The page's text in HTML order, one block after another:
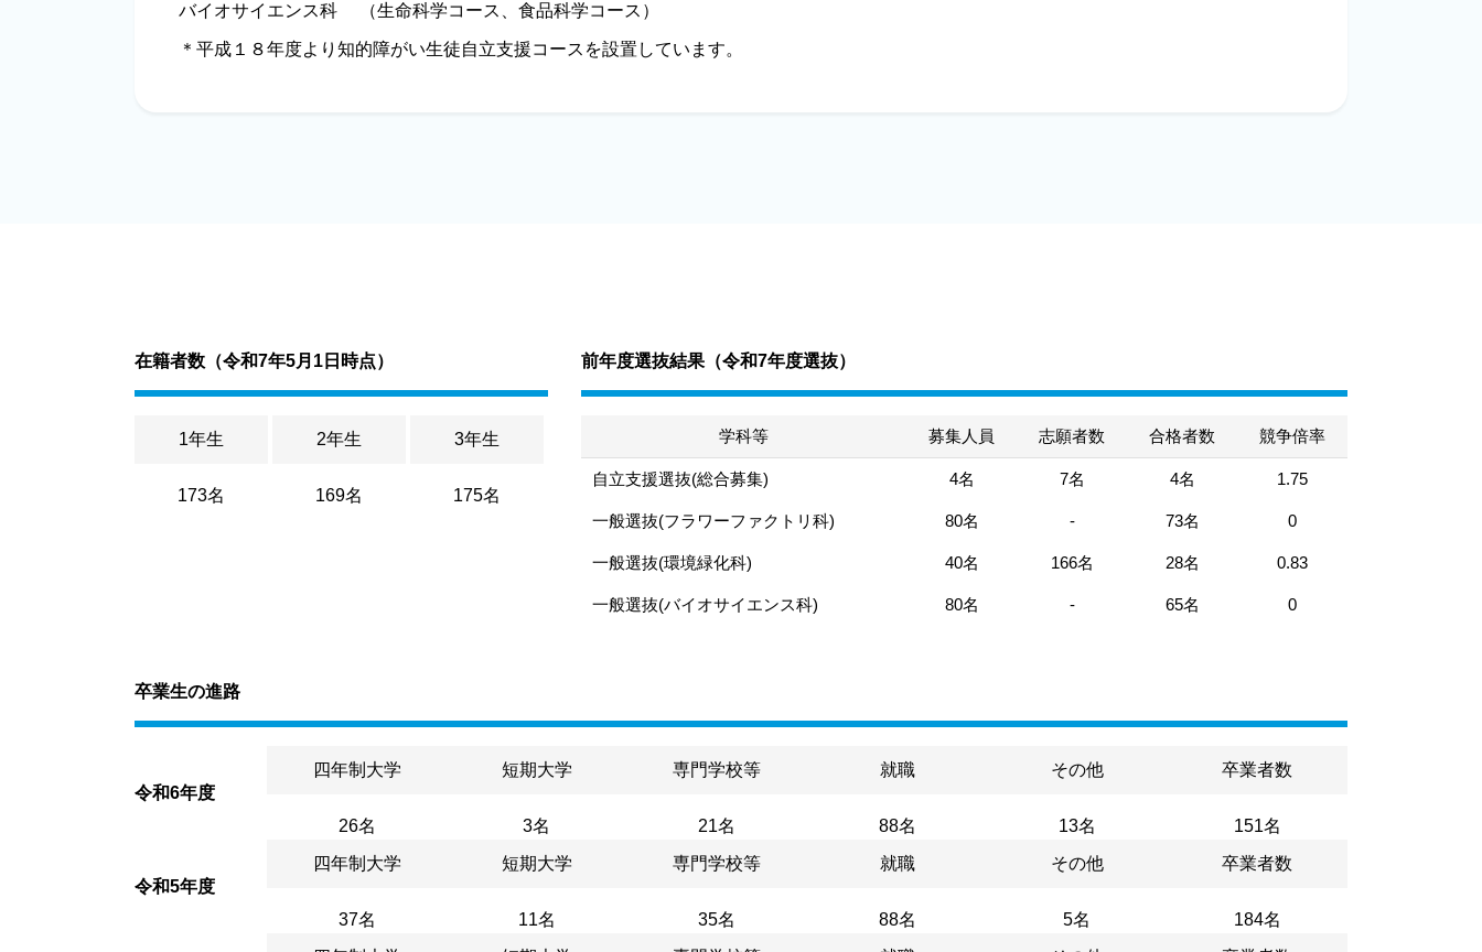
バイオサイエンス科 （生命科学コース、食品科学コース）
＊平成１８年度より知的障がい生徒自立支援コースを設置しています。
在籍者数（令和7年5月1日時点）
1年生
173名
2年生
169名
3年生
175名
前年度選抜結果（令和7年度選抜）
学科等 募集人員 志願者数 合格者数 競争倍率
自立支援選抜(総合募集) 4名 7名 4名 1.75
一般選抜(フラワーファクトリ科) 80名 - 73名 0
一般選抜(環境緑化科) 40名 166名 28名 0.83
一般選抜(バイオサイエンス科) 80名 - 65名 0
卒業生の進路
令和6年度
四年制大学
26名
短期大学
3名
専門学校等
21名
就職
88名
その他
13名
卒業者数
151名
令和5年度
四年制大学
37名
短期大学
11名
専門学校等
35名
就職
88名
その他
5名
卒業者数
184名